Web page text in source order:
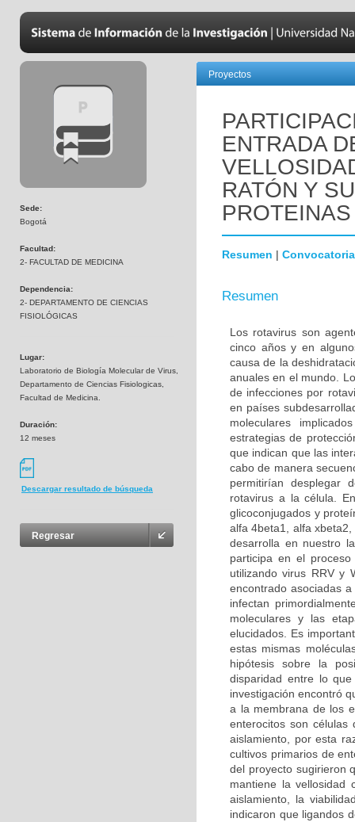
Sede:
Bogotá
Facultad:
2- FACULTAD DE MEDICINA
Dependencia:
2- DEPARTAMENTO DE CIENCIAS
FISIOLÓGICAS
Lugar:
Laboratorio de Biología Molecular de Virus,
Departamento de Ciencias Fisiologicas,
Facultad de Medicina.
Duración:
12 meses
Descargar resultado de búsqueda
Regresar
Proyectos
ENTRADA
RATÓN Y
Resumen | Convocatoria
Resumen
Los rotavirus son
cinco años y en
causa de la
anuales en el mundo.
de infecciones por
en países
moleculares
estrategias de
que indican que las
cabo de manera
permitirían desplegar
rotavirus a la célula.
glicoconjugados y
alfa 4beta1, alfa
desarrolla en nuestro
participa en el
utilizando virus RRV y
encontrado asociadas
infectan
moleculares y las
elucidados. Es
estas mismas
hipótesis sobre la
disparidad entre lo
investigación encontró
a la membrana de los
enterocitos son células
aislamiento, por esta
cultivos primarios de
del proyecto sugirieron
mantiene la vellosidad
aislamiento, la
indicaron que ligandos